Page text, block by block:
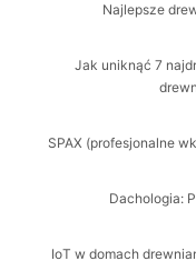
Najlepsze
Jak uniknąć 7
SPAX (profesjonalne
Dachologia:
IoT w domach